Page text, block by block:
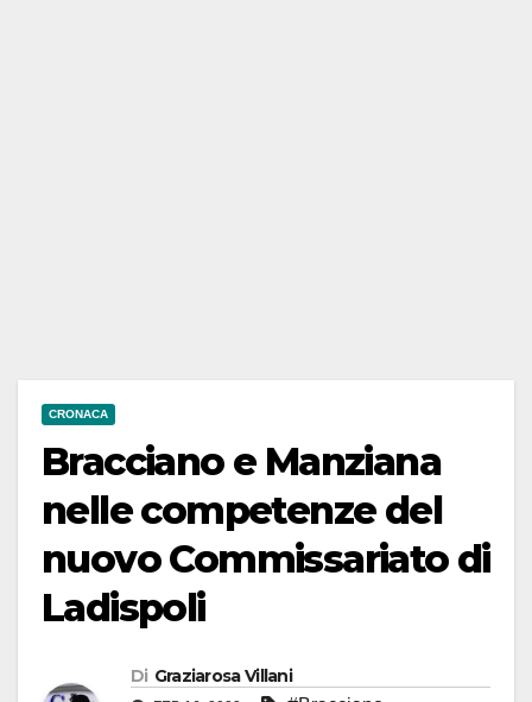
CRONACA
Bracciano e Manziana
nelle competenze del
nuovo Commissariato di
Ladispoli
Di Graziarosa Villani